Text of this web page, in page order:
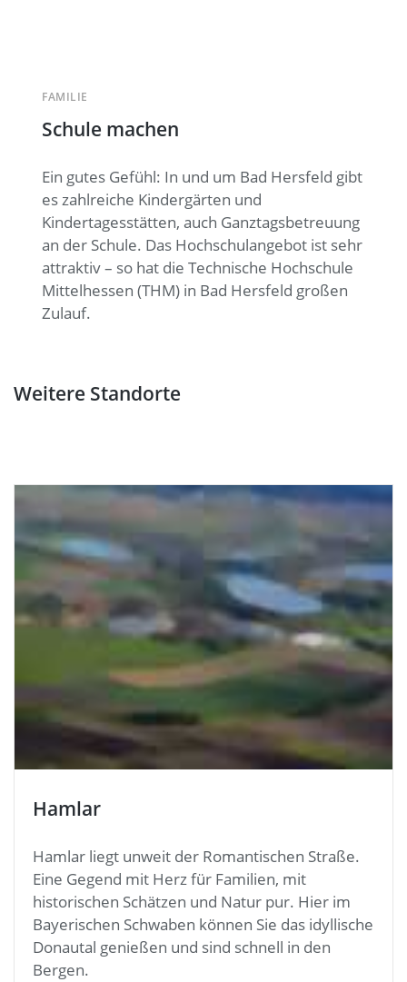
Schule machen
FAMILIE
Ein gutes Gefühl: In und um Bad Hersfeld gibt
es zahlreiche Kindergärten und
Kindertagesstätten, auch Ganztagsbetreuung
an der Schule. Das Hochschulangebot ist sehr
attraktiv – so hat die Technische Hochschule
Mittelhessen (THM) in Bad Hersfeld großen
Zulauf.
Weitere Standorte
Hamlar
Hamlar liegt unweit der Romantischen Straße.
Eine Gegend mit Herz für Familien, mit
historischen Schätzen und Natur pur. Hier im
Bayerischen Schwaben können Sie das idyllische
Donautal genießen und sind schnell in den
Bergen.